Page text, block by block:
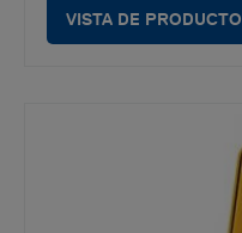
VISTA DE PRODUCTO